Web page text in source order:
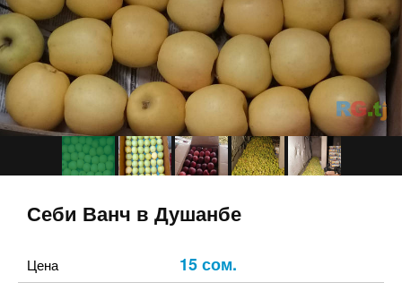
Себи Ванч в Душанбе
Цена 15 сом.